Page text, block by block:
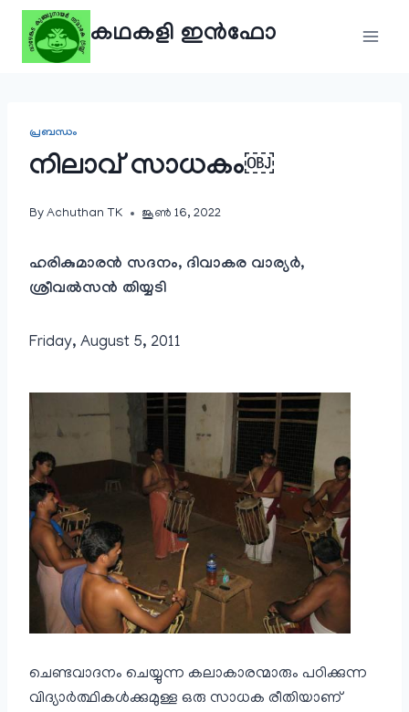
Skip
content
കഥകളി ഇൻഫോ
പ്രബന്ധം
നിലാവ് സാധകം￼
By Achuthan TK ജൂൺ 16, 2022
ഹരികുമാരൻ സദനം, ദിവാകര വാര്യർ,
ശ്രീവൽസൻ തിയ്യടി
Friday, August 5, 2011
ചെണ്ടവാദനം ചെയ്യുന്ന കലാകാരന്മാരും പഠിക്കുന്ന
വിദ്യാർത്ഥികൾക്കുമുള്ള ഒരു സാധക രീതിയാണ്